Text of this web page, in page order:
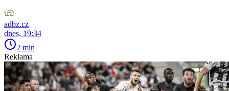
adbz.cz
dnes, 19:34
2 min
Reklama